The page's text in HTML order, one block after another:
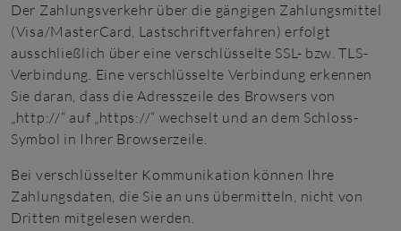
Der Zahlungsverkehr über die gängigen Zahlungsmittel
(Visa/MasterCard, Lastschriftverfahren) erfolgt
ausschließlich über eine verschlüsselte SSL- bzw. TLS-
Verbindung. Eine verschlüsselte Verbindung erkennen
Sie daran, dass die Adresszeile des Browsers von
„http://“ auf „https://“ wechselt und an dem Schloss-
Symbol in Ihrer Browserzeile.
Bei verschlüsselter Kommunikation können Ihre
Zahlungsdaten, die Sie an uns übermitteln, nicht von
Dritten mitgelesen werden.